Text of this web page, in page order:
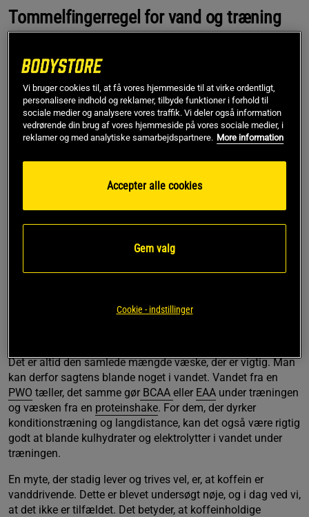
Tommelfingerregel for vand og træning
begrænset periode. Det er derfor nemt at planlægge
væskeindtaget for at kunne præstere bedre, og vi kan gøre
det uden at regne med kropsvægt og andre faktorer. Et
generelt råd er at drikke 0,5 liter væske en til to timer før
træning. Hvis man allerede er fuldt hydreret, øges
produktionen af ​​urin, men det gør ingen forskel, da det bare
Under træningen er det en god idé at fortsætte med at fylde
på med væske, da det er her, kroppen mister mest vand.
Hvor meget vand, der skal til her, varierer meget, og både
træningens hårdhedsgrad, ens kropssammensætning, hvor
tommelfingerregel er at drikke 2,5 dl vand hvert 20. minut.
de næste 4 timer efter afsluttet træning.
Det er altid den samlede mængde væske, der er vigtig. Man
kan derfor sagtens blande noget i vandet. Vandet fra en
PWO tæller, det samme gør BCAA eller EAA under træningen
og væsken fra en proteinshake. For dem, der dyrker
konditionstræning og langdistance, kan det også være rigtig
godt at blande kulhydrater og elektrolytter i vandet under
træningen.
En myte, der stadig lever og trives vel, er, at koffein er
vanddrivende. Dette er blevet undersøgt nøje, og i dag ved vi,
at det ikke er tilfældet. Det betyder, at koffeinholdige
Vi bruger cookies til, at få vores hjemmeside til at virke ordentligt,
personalisere indhold og reklamer, tilbyde funktioner i forhold til
sociale medier og analysere vores traffik. Vi deler også information
vedrørende din brug af vores hjemmeside på vores sociale medier, i
reklamer og med analytiske samarbejdspartnere. More information
Accepter alle cookies
Gem valg
Cookie - indstillinger